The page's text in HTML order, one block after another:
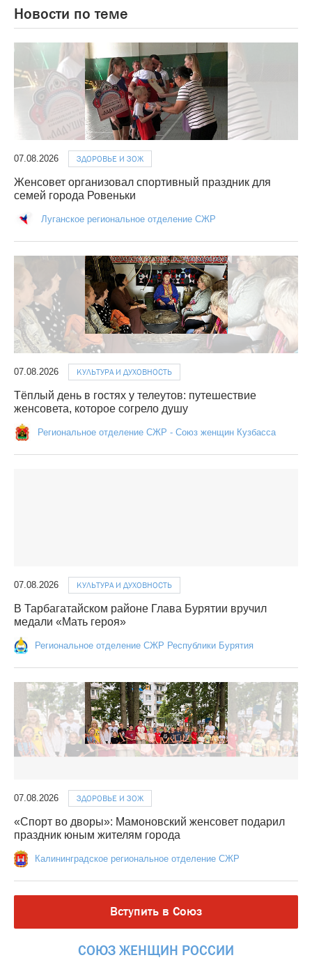
Новости по теме
07.08.2026 ЗДОРОВЬЕ И ЗОЖ
Женсовет организовал спортивный праздник для
семей города Ровеньки
Луганское региональное отделение СЖР
07.08.2026 КУЛЬТУРА И ДУХОВНОСТЬ
Тёплый день в гостях у телеутов: путешествие
женсовета, которое согрело душу
Региональное отделение СЖР - Союз женщин Кузбасса
07.08.2026 КУЛЬТУРА И ДУХОВНОСТЬ
В Тарбагатайском районе Глава Бурятии вручил
медали «Мать героя»
Региональное отделение СЖР Республики Бурятия
07.08.2026 ЗДОРОВЬЕ И ЗОЖ
«Спорт во дворы»: Мамоновский женсовет подарил
праздник юным жителям города
Калининградское региональное отделение СЖР
Вступить в Союз
СОЮЗ ЖЕНЩИН РОССИИ